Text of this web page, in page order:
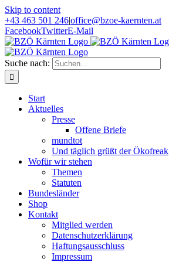
Skip to content
+43 463 501 246|office@bzoe-kaernten.at
FacebookTwitterE-Mail
Suche nach:
Start
Aktuelles
Presse
Offene Briefe
mundtot
Und täglich grüßt der Ökofreak
Wofür wir stehen
Themen
Statuten
Bundesländer
Shop
Kontakt
Mitglied werden
Datenschutzerklärung
Haftungsausschluss
Impressum